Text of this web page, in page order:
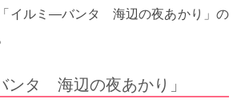
イルミ―バンタ 海辺の夜あかり」の
ンタ 海辺の夜あかり」